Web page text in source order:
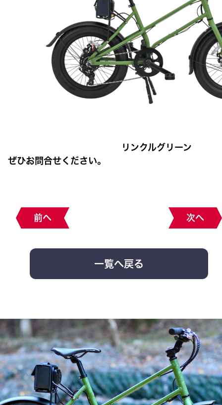
リンクルグリーン
ぜひお問合せください。
前へ 次へ
一覧へ戻る